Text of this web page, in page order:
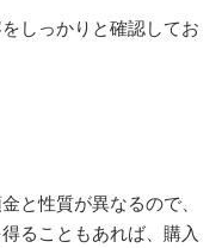
しっかりと確認してお
と性質が異なるので、
ることもあれば、購入